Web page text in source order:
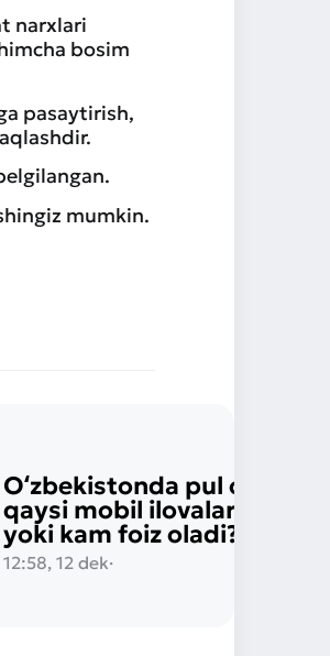
narxlari
bosim
pasaytirish,
mumkin.
Oʻzbekistonda pul oʻtkazish:
qaysi mobil ilovalar bepul
yoki kam foiz oladi?
12:58, 12 dek·